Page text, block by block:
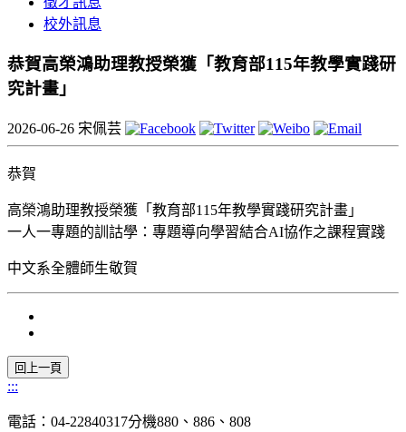
校外訊息
恭賀高榮鴻助理教授榮獲「教育部115年教學實踐研
究計畫」
2026-06-26 宋佩芸
恭賀
高榮鴻助理教授榮獲「教育部115年教學實踐研究計畫」
一人一專題的訓詁學：專題導向學習結合AI協作之課程實踐
中文系全體師生敬賀
:::
電話：04-22840317分機880、886、808